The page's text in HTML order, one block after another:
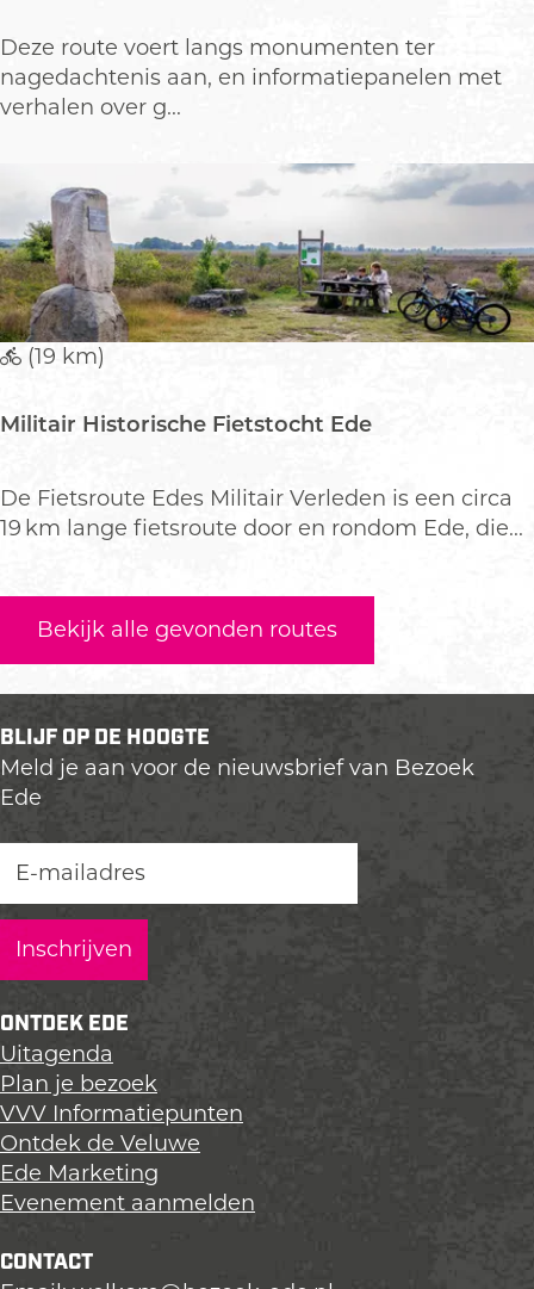
j
n
e
:
v
p
e
r
g
e
o
h
o
D
r
o
e
E
d
e
Deze route voert langs monumenten ter
nagedachtenis aan, en informatiepanelen met
verhalen over g...
Militair Historische Fietstocht Ede
M
i
H
i
s
i
c
e
F
i
e
t
s
t
c
(19 km)
De Fietsroute Edes Militair Verleden is een circa
19 km lange fietsroute door en rondom Ede, die...
Bekijk alle gevonden routes
BLIJF OP DE HOOGTE
Meld je aan voor de nieuwsbrief van Bezoek
Ede
ONTDEK EDE
Uitagenda
Plan je bezoek
VVV Informatiepunten
Ontdek de Veluwe
Ede Marketing
Evenement aanmelden
CONTACT